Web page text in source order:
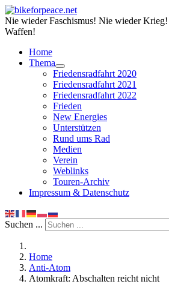
Nie wieder Faschismus! Nie wieder
Waffen!
Home
Thema
Friedensradfahrt 2020
Friedensradfahrt 2021
Friedensradfahrt 2022
Frieden
New Energies
Unterstützen
Rund ums Rad
Medien
Verein
Weblinks
Touren-Archiv
Impressum & Datenschutz
Suchen ...
Home
Anti-Atom
Atomkraft: Abschalten reicht nicht